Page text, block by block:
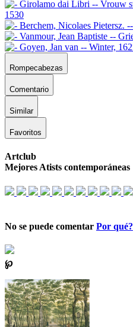
Rompecabezas
Comentario
Similar
Favoritos
Artclub
Mejores Atists contemporáneas
No se puede comentar Por qué?
℘